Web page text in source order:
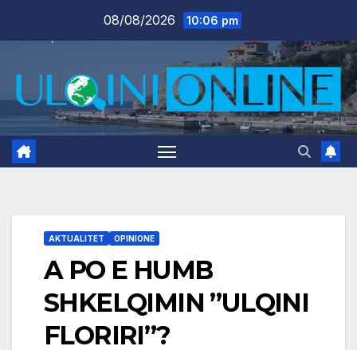
08/08/2026 10:06 pm
AKTUALITET OPINIONE
A PO E HUMB
SHKELQIMIN ”ULQINI
FLORIRI”?